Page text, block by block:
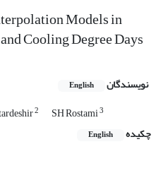
Models in
Cooling Degree Days
نویسندگان English
2 SH Rostami3
چکیده English